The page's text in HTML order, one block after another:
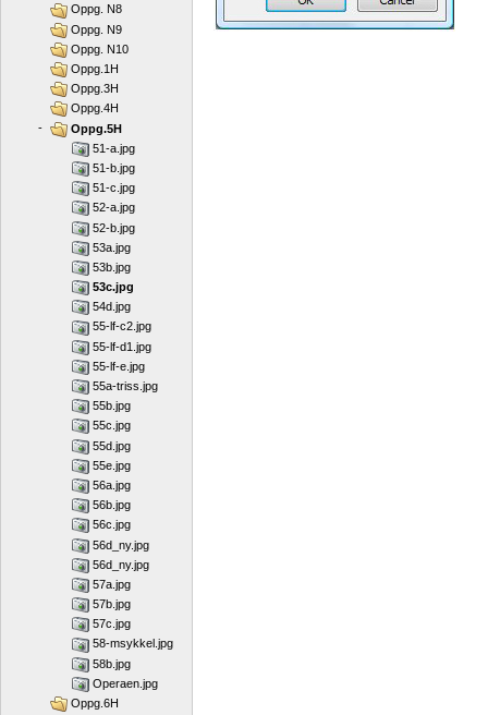
Oppg. N8
Oppg. N9
Oppg. N10
Oppg.1H
Oppg.3H
Oppg.4H
-
Oppg.5H
51-a.jpg
51-b.jpg
51-c.jpg
52-a.jpg
52-b.jpg
53a.jpg
53b.jpg
53c.jpg
54d.jpg
55-lf-c2.jpg
55-lf-d1.jpg
55-lf-e.jpg
55a-triss.jpg
55b.jpg
55c.jpg
55d.jpg
55e.jpg
56a.jpg
56b.jpg
56c.jpg
56d_ny.jpg
56d_ny.jpg
57a.jpg
57b.jpg
57c.jpg
58-msykkel.jpg
58b.jpg
Operaen.jpg
Oppg.6H